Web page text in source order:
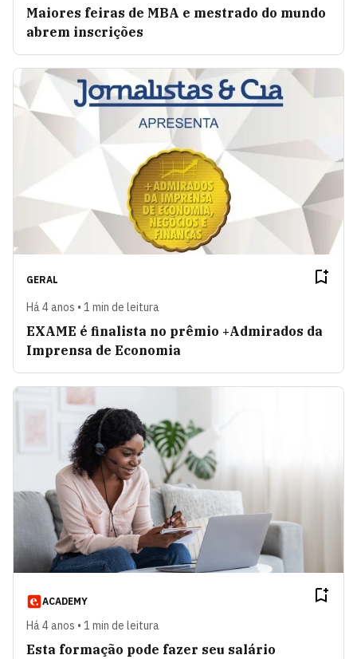
Maiores feiras de MBA e mestrado do mundo
abrem inscrições
GERAL
Há 4 anos • 1 min de leitura
EXAME é finalista no prêmio +Admirados da
Imprensa de Economia
ACADEMY
Há 4 anos • 1 min de leitura
Esta formação pode fazer seu salário